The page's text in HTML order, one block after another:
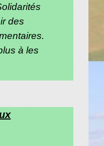
des
à les